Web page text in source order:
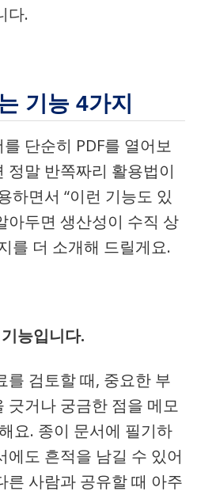
다.
기능 4가지
단순히 PDF를 열어보
정말 반쪽짜리 활용법이
하면서 “이런 기능도 있
아두면 생산성이 수직 상
를 더 소개해 드릴게요.
능입니다.
를 검토할 때, 중요한 부
긋거나 궁금한 점을 메모
요. 종이 문서에 필기하
에도 흔적을 남길 수 있어
른 사람과 공유할 때 아주